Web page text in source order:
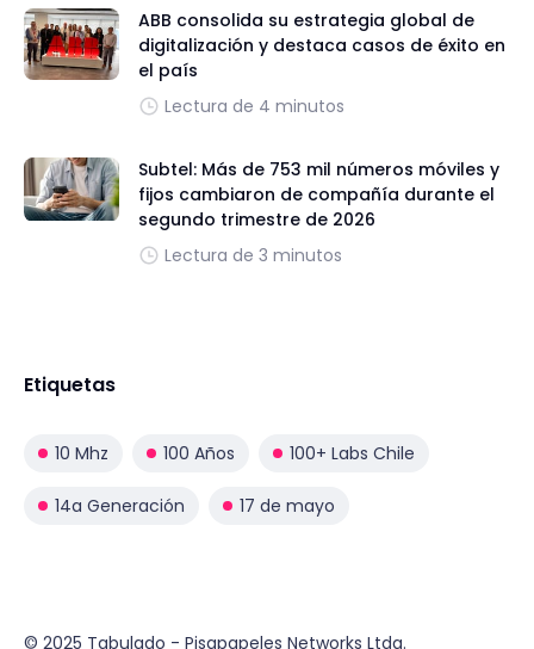
ABB consolida su estrategia global de
digitalización y destaca casos de éxito en
el país
Lectura de 4 minutos
Subtel: Más de 753 mil números móviles y
fijos cambiaron de compañía durante el
segundo trimestre de 2026
Lectura de 3 minutos
Etiquetas
10 Mhz 100 Años 100+ Labs Chile
14a Generación 17 de mayo
© 2025 Tabulado - Pisapapeles Networks Ltda.